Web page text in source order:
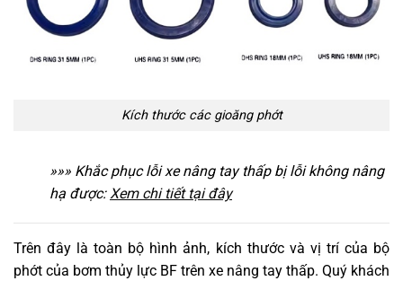
Kích thước các gioăng phớt
»»» Khắc phục lỗi xe nâng tay thấp bị lỗi không nâng
hạ được: Xem chi tiết tại đây
Trên đây là toàn bộ hình ảnh, kích thước và vị trí của bộ
phớt của bơm thủy lực BF trên xe nâng tay thấp. Quý khách